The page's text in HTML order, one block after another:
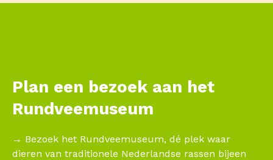
Plan een bezoek aan het
Rundveemuseum
→ Bezoek het Rundveemuseum, dé plek waar
dieren van traditionele Nederlandse rassen bijeen